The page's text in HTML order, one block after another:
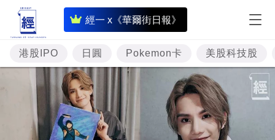
經一 x《華爾街日報》
即
時
財
經
專
題
投
港股IPO 日圓 Pokemon卡 美股科技股